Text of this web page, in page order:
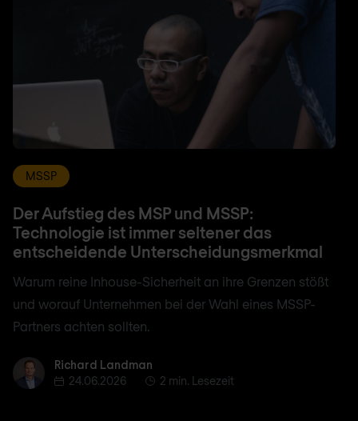
MSSP
Der Aufstieg des MSP und MSSP:
Technologie ist immer seltener das
entscheidende Unterscheidungsmerkmal
Warum reine Inhouse-Sicherheit an ihre Grenzen stößt
und worauf Unternehmen bei der Wahl eines MSSP-
Partners achten sollten.
Richard Landman
Richard Landman
24.06.2026
2 min. Lesezeit